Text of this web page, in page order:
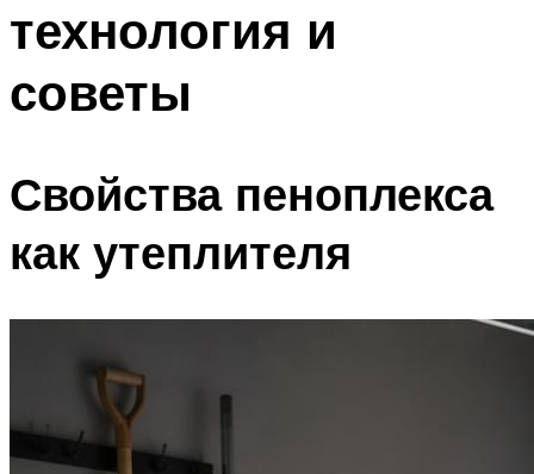
технология и
советы
Свойства пеноплекса
как утеплителя